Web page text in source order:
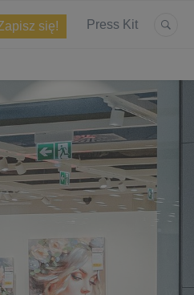
Press Kit